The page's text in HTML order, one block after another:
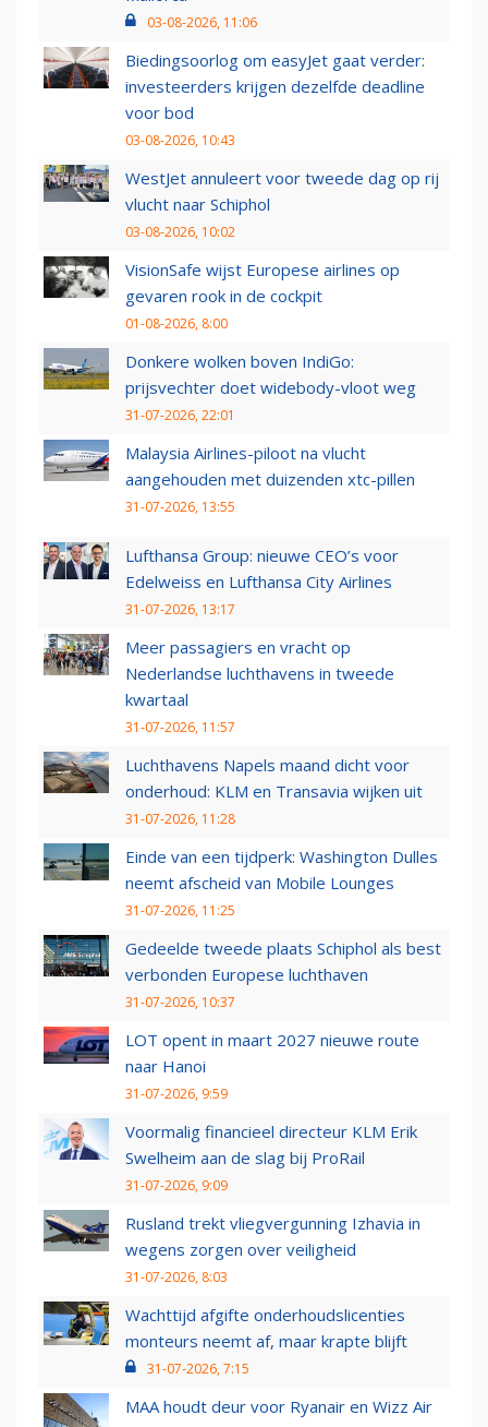
03-08-2026, 11:06
Biedingsoorlog om easyJet gaat verder:
investeerders krijgen dezelfde deadline
voor bod
03-08-2026, 10:43
WestJet annuleert voor tweede dag op rij
vlucht naar Schiphol
03-08-2026, 10:02
VisionSafe wijst Europese airlines op
gevaren rook in de cockpit
01-08-2026, 8:00
Donkere wolken boven IndiGo:
prijsvechter doet widebody-vloot weg
31-07-2026, 22:01
Malaysia Airlines-piloot na vlucht
aangehouden met duizenden xtc-pillen
31-07-2026, 13:55
Lufthansa Group: nieuwe CEO’s voor
Edelweiss en Lufthansa City Airlines
31-07-2026, 13:17
Meer passagiers en vracht op
Nederlandse luchthavens in tweede
kwartaal
31-07-2026, 11:57
Luchthavens Napels maand dicht voor
onderhoud: KLM en Transavia wijken uit
31-07-2026, 11:28
Einde van een tijdperk: Washington Dulles
neemt afscheid van Mobile Lounges
31-07-2026, 11:25
Gedeelde tweede plaats Schiphol als best
verbonden Europese luchthaven
31-07-2026, 10:37
LOT opent in maart 2027 nieuwe route
naar Hanoi
31-07-2026, 9:59
Voormalig financieel directeur KLM Erik
Swelheim aan de slag bij ProRail
31-07-2026, 9:09
Rusland trekt vliegvergunning Izhavia in
wegens zorgen over veiligheid
31-07-2026, 8:03
Wachttijd afgifte onderhoudslicenties
monteurs neemt af, maar krapte blijft
31-07-2026, 7:15
MAA houdt deur voor Ryanair en Wizz Air